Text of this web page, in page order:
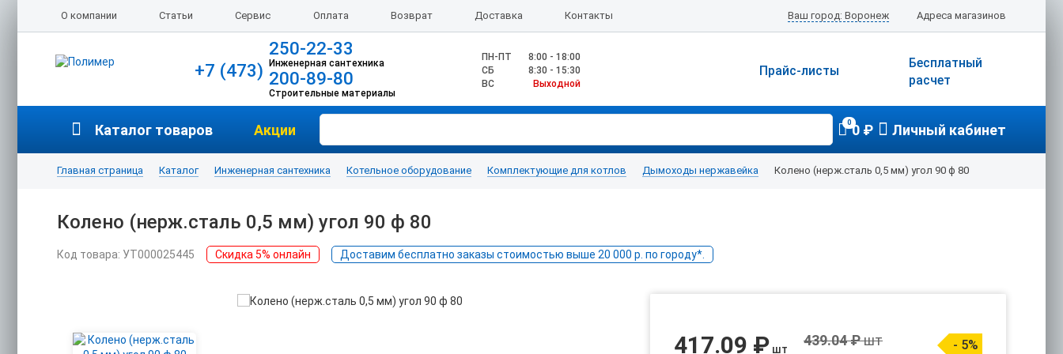
О компании Статьи Сервис Оплата Возврат Доставка Контакты Адреса магазинов
Ваш город: Воронеж
+7 (473)
250-22-33
Инженерная сантехника
200-89-80
Строительные материалы
ПН-ПТ
8:00 - 18:00
CБ
8:30 - 15:30
ВС
Выходной
Бесплатный
расчет
Прайс-листы
Каталог товаров Акции 00 ₽ Личный кабинет
Главная страница Каталог Инженерная сантехника Котельное оборудование Комплектующие для котлов Дымоходы нержавейка Колено (нерж.сталь 0,5 мм) угол 90 ф 80
Колено (нерж.сталь 0,5 мм) угол 90 ф 80
Код товара: УТ000025445 Скидка 5% онлайн Доставим бесплатно заказы стоимостью выше 20 000 р. по городу*.
417.09 ₽ шт
439.04 ₽шт - 5%